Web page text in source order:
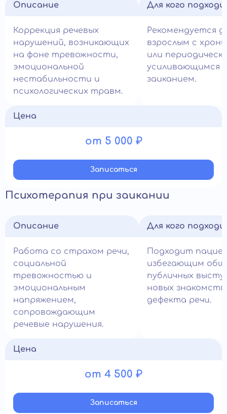
Описание
Коррекция речевых
нарушений, возникающих
на фоне тревожности,
эмоциональной
нестабильности и
психологических травм.
Для кого
Рекомендуется
взрослым с
или
усиливающимся
заиканием.
Цена
от 5 000 ₽
Записатьcя
Психотерапия при заикании
Описание
Работа со страхом речи,
социальной
тревожностью и
эмоциональным
напряжением,
сопровождающим
речевые нарушения.
Для кого
Подходит
избегающим
публичных
новых знакомств
дефекта речи.
Цена
от 4 500 ₽
Записатьcя